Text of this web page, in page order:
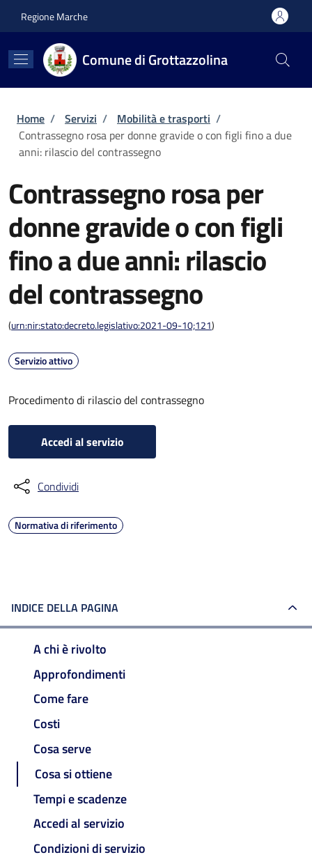
Regione Marche
Comune di Grottazzolina
Briciole di pane
Home / Servizi / Mobilità e trasporti /
Contrassegno rosa per donne gravide o con figli fino a due
anni: rilascio del contrassegno
Contrassegno rosa per
donne gravide o con figli
fino a due anni: rilascio
del contrassegno
(urn:nir:stato:decreto.legislativo:2021-09-10;121)
Servizio attivo
Procedimento di rilascio del contrassegno
Accedi al servizio
Condividi
Normativa di riferimento
INDICE DELLA PAGINA
A chi è rivolto
Approfondimenti
Come fare
Costi
Cosa serve
Cosa si ottiene
Tempi e scadenze
Accedi al servizio
Condizioni di servizio